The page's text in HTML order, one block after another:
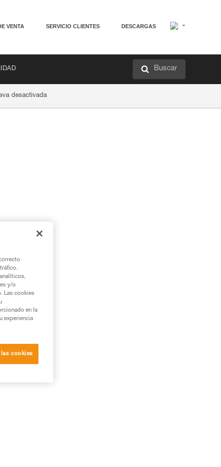
VENTA SERVICIO CLIENTES DESCARGAS
Buscar
desactivada
y/o
Las cookies
en la
experiencia
cookies